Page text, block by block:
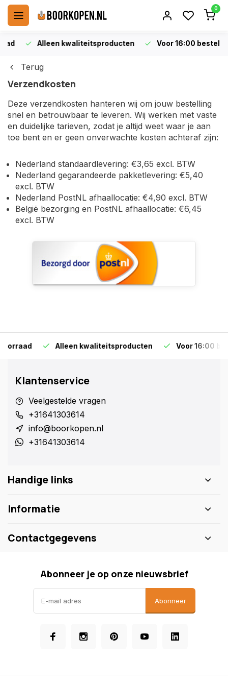
0
Alleen kwaliteitsproducten Voor 16:00 bestellen is
Terug
Verzendkosten
Deze verzendkosten hanteren wij om jouw bestelling
snel en betrouwbaar te leveren. Wij werken met vaste
en duidelijke tarieven, zodat je altijd weet waar je aan
toe bent en er geen onverwachte kosten achteraf zijn:
Nederland standaardlevering: €3,65 excl. BTW
Nederland gegarandeerde pakketlevering: €5,40
excl. BTW
Nederland PostNL afhaallocatie: €4,90 excl. BTW
België bezorging en PostNL afhaallocatie: €6,45
excl. BTW
Alleen kwaliteitsproducten Voor 16:00 bestellen
Klantenservice
Veelgestelde vragen
+31641303614
info@boorkopen.nl
+31641303614
Handige links
Informatie
Contactgegevens
Abonneer je op onze nieuwsbrief
Abonneer